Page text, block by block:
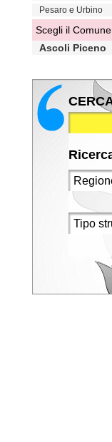
Pesaro e Urbino
Scegli il Comune
Ascoli Piceno